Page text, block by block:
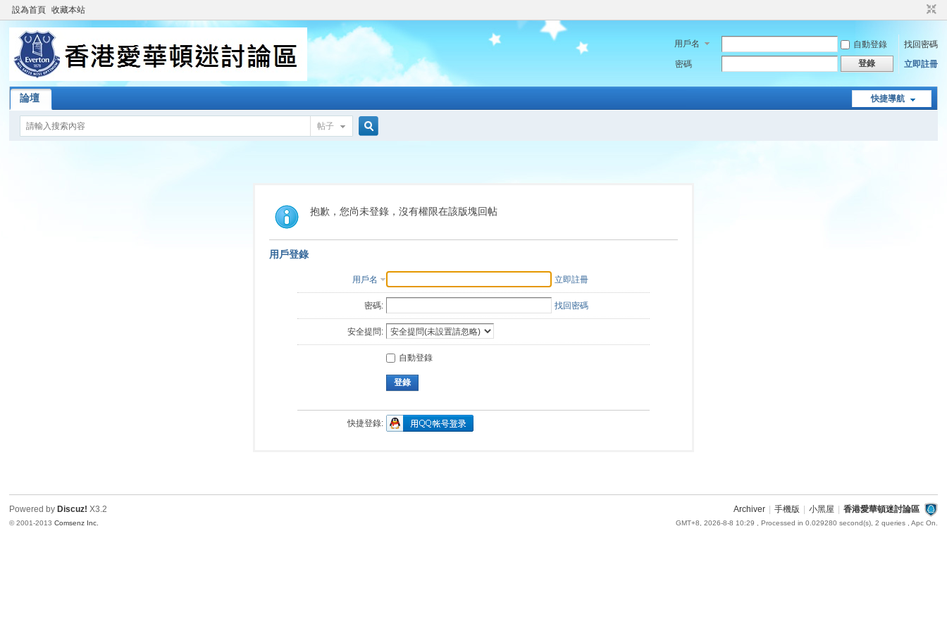
設為首頁 收藏本站
用戶名 自動登錄
找回密碼
密碼
登錄 立即註冊
快捷導航
論壇
帖子
索
抱歉，您尚未登錄，沒有權限在該版塊回帖
用戶登錄
用戶名 立即註冊
密碼: 找回密碼
安全提問:
自動登錄
登錄
快捷登錄:
Archiver 手機版 小黑屋 香港愛華頓迷討論區
GMT+8, 2026-8-8 10:29 , Processed in 0.029280 second(s), 2 queries , Apc On.
Powered by Discuz! X3.2
© 2001-2013Comsenz Inc.